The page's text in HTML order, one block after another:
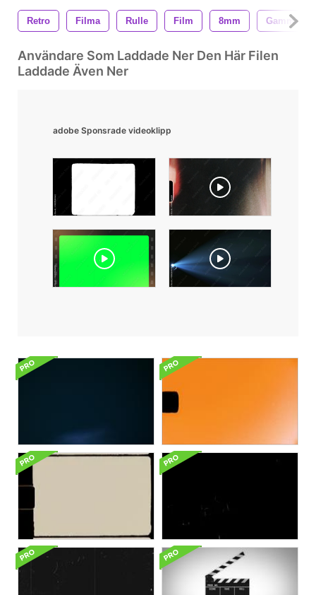
Retro Filma Rulle Film 8mm Gammal
Användare Som Laddade Ner Den Här Filen
Laddade Även Ner
adobe Sponsrade videoklipp